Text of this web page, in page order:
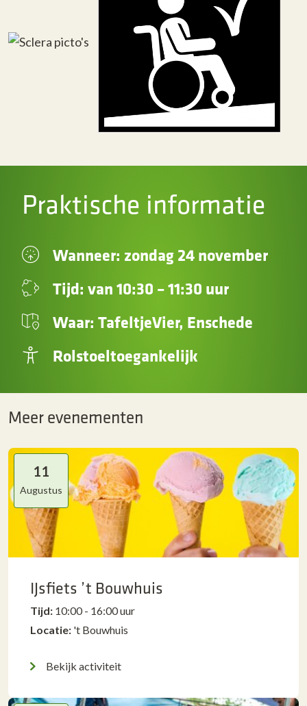
Praktische informatie
Wanneer: zondag 24 november
Tijd: van 10:30 – 11:30 uur
Waar: TafeltjeVier, Enschede
Rolstoeltoegankelijk
Meer evenementen
11
Augustus
IJsfiets ’t Bouwhuis
Tijd: 10:00 - 16:00 uur
Locatie: 't Bouwhuis
Bekijk activiteit